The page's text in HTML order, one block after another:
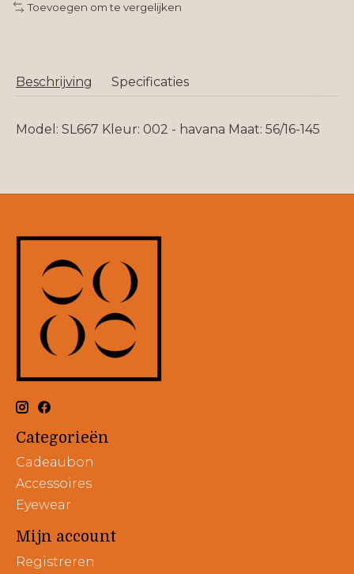
Toevoegen om te vergelijken
Beschrijving Specificaties
Model: SL667 Kleur: 002 - havana Maat: 56/16-145
Categorieën
Cadeaubon
Accessoires
Eyewear
Mijn account
Registreren